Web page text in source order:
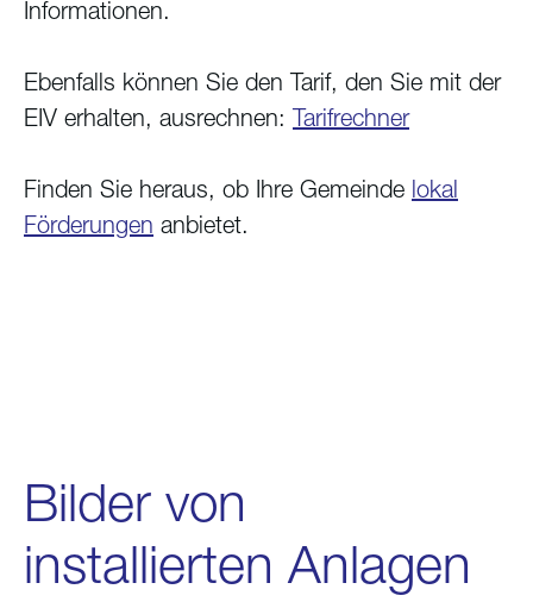
Informationen.
Ebenfalls können Sie den Tarif, den Sie mit der
EIV erhalten, ausrechnen: Tarifrechner
Finden Sie heraus, ob Ihre Gemeinde lokal
Förderungen anbietet.
Bilder von
installierten Anlagen